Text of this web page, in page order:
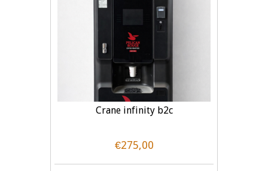
Crane infinity b2c
€275,00